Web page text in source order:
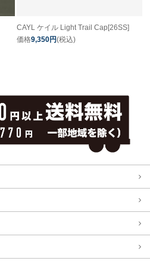
CAYL ケイル Light Trail Cap[26SS]
価格9,350円(税込)